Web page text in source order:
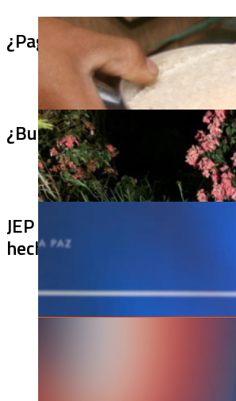
¿Pagaron menos de lo
¿Bus bomba rumbo a Cali?
JEP imputa a 27
hechos